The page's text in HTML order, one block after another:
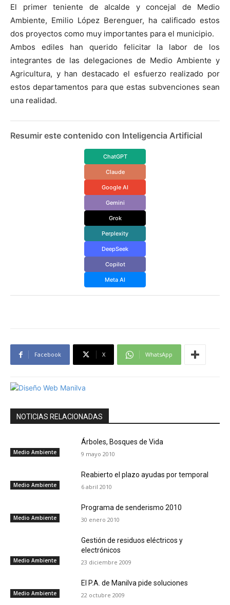
El primer teniente de alcalde y concejal de Medio
Ambiente, Emilio López Berenguer, ha calificado estos
dos proyectos como muy importantes para el municipio.
Ambos ediles han querido felicitar la labor de los
integrantes de las delegaciones de Medio Ambiente y
Agricultura, y han destacado el esfuerzo realizado por
estos departamentos para que estas subvenciones sean
una realidad.
Resumir este contenido con Inteligencia Artificial
ChatGPT
Claude
Google AI
Gemini
Grok
Perplexity
DeepSeek
Copilot
Meta AI
Facebook X WhatsApp
NOTICIAS RELACIONADAS
Medio Ambiente
Árboles, Bosques de Vida
9 mayo 2010
Medio Ambiente
Reabierto el plazo ayudas por temporal
6 abril 2010
Medio Ambiente
Programa de senderismo 2010
30 enero 2010
Medio Ambiente
Gestión de residuos eléctricos y
electrónicos
23 diciembre 2009
Medio Ambiente
El P.A. de Manilva pide soluciones
22 octubre 2009